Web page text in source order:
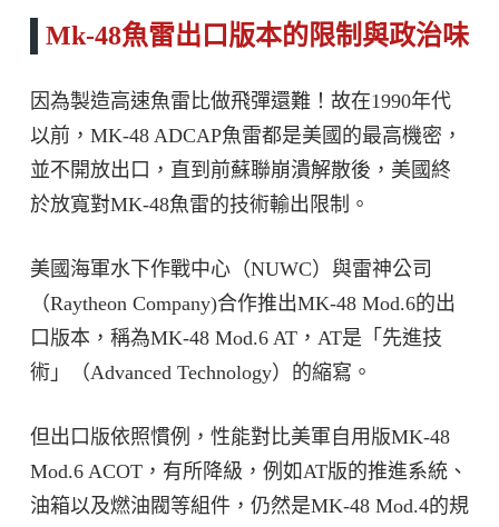
Mk-48魚雷出口版本的限制與政治味
因為製造高速魚雷比做飛彈還難！故在1990年代
以前，MK-48 ADCAP魚雷都是美國的最高機密，
並不開放出口，直到前蘇聯崩潰解散後，美國終
於放寬對MK-48魚雷的技術輸出限制。
美國海軍水下作戰中心（NUWC）與雷神公司
（Raytheon Company)合作推出MK-48 Mod.6的出
口版本，稱為MK-48 Mod.6 AT，AT是「先進技
術」（Advanced Technology）的縮寫。
但出口版依照慣例，性能對比美軍自用版MK-48
Mod.6 ACOT，有所降級，例如AT版的推進系統、
油箱以及燃油閥等組件，仍然是MK-48 Mod.4的規